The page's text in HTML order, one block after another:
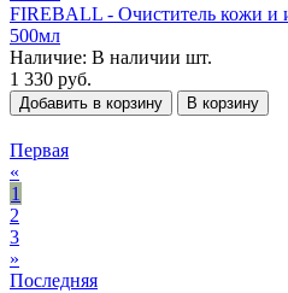
FIREBALL - Очиститель кожи и
500мл
Наличие: В наличии шт.
1 330 руб.
Добавить в корзину В корзину
Первая
«
1
2
3
»
Последняя